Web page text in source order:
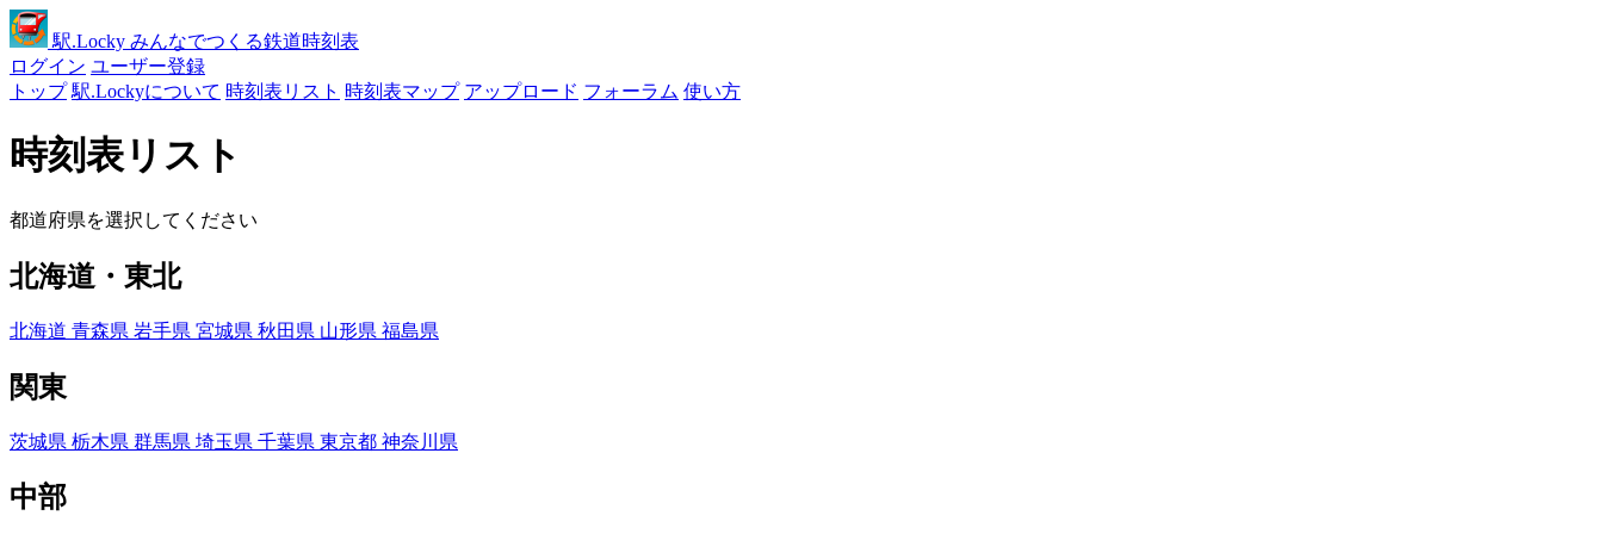
駅.Locky みんなでつくる鉄道時刻表
ログイン ユーザー登録
トップ 駅.Lockyについて 時刻表リスト 時刻表マップ アップロード フォーラム 使い方
時刻表リスト
都道府県を選択してください
北海道・東北
北海道 青森県 岩手県 宮城県 秋田県 山形県 福島県
関東
茨城県 栃木県 群馬県 埼玉県 千葉県 東京都 神奈川県
中部